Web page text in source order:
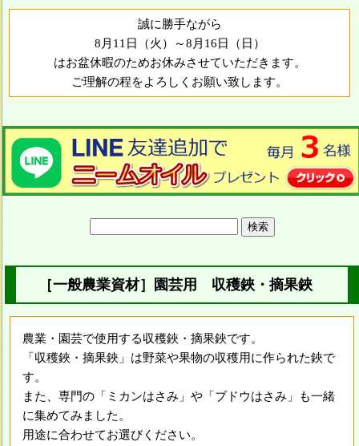
誠に勝手ながら
8月11日（火）～8月16日（日）
はお盆休暇のためお休みさせていただきます。
ご理解の程をよろしくお願い致します。
［一般農業資材］園芸用 収穫鋏・摘果鋏
農業・園芸で使用する収穫鋏・摘果鋏です。
「収穫鋏・摘果鋏」は野菜や果物の収穫用に作られた鋏で
す。
また、専門の「ミカンはさみ」や「ブドウはさみ」も一緒
に集めてみました。
用途に合わせてお選びください。